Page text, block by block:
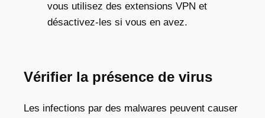
vous utilisez des extensions VPN et
désactivez-les si vous en avez.
Vérifier la présence de virus
Les infections par des malwares peuvent causer